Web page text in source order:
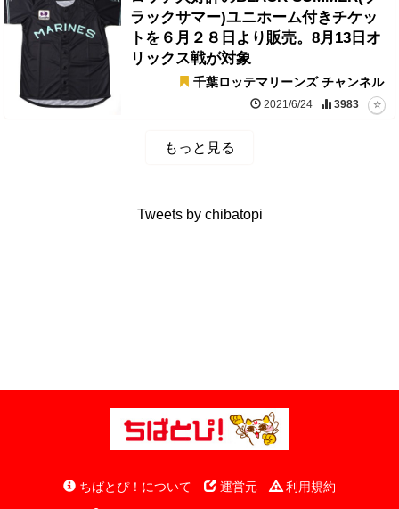
ラックサマー)ユニホーム付きチケッ
トを６月２８日より販売。8月13日オ
リックス戦が対象
千葉ロッテマリーンズ チャンネル
2021/6/24 3983
もっと見る
Tweets by chibatopi
ちばとぴ！について 運営元
利用規約